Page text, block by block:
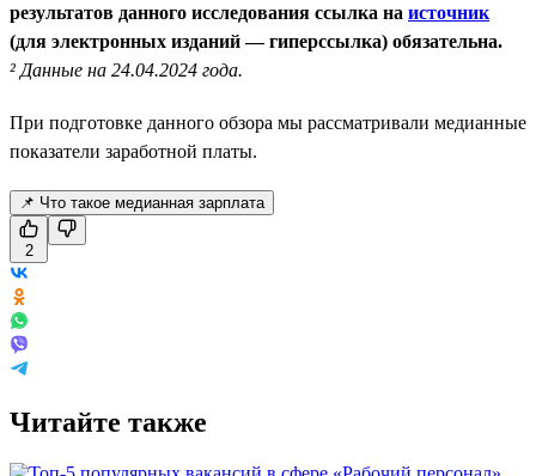
результатов данного исследования ссылка на источник
(для электронных изданий — гиперссылка) обязательна.
² Данные на 24.04.2024 года.
При подготовке данного обзора мы рассматривали медианные
показатели заработной платы.
📌 Что такое медианная зарплата
2
Читайте также